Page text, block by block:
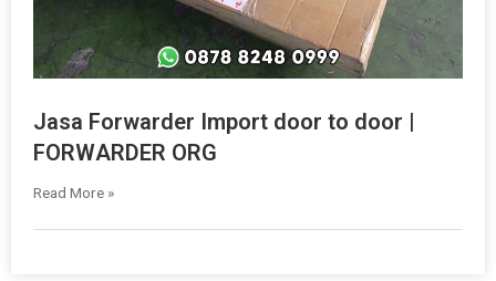
Jasa Forwarder Import door to door |
FORWARDER ORG
Read More »